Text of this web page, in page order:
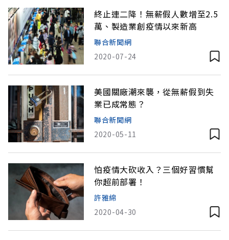
終止連二降！無薪假人數增至2.5
萬、製造業創疫情以來新高
聯合新聞網
2020-07-24
美國關廠潮來襲，從無薪假到失
業已成常態？
聯合新聞網
2020-05-11
怕疫情大砍收入？三個好習慣幫
你超前部署！
許雅綿
2020-04-30